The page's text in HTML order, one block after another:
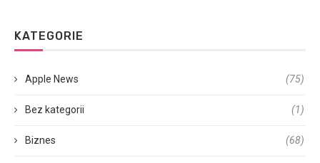
KATEGORIE
Apple News (75)
Bez kategorii (1)
Biznes (68)